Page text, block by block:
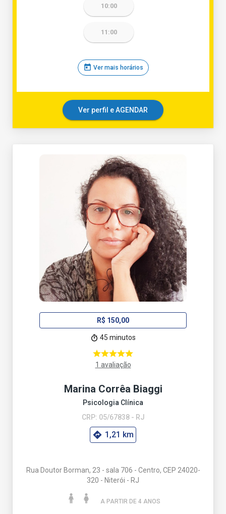
10:00
11:00
today Ver mais horários
Ver perfil e AGENDAR
R$ 150,00
45 minutos
1 avaliação
Marina Corrêa Biaggi
Psicologia Clínica
CRP: 05/67838 - RJ
1,21 km
Rua Doutor Borman, 23 - sala 706 - Centro, CEP 24020-
320 - Niterói - RJ
A PARTIR DE 4 ANOS